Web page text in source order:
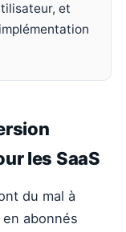
et
les SaaS
du mal à
abonnés